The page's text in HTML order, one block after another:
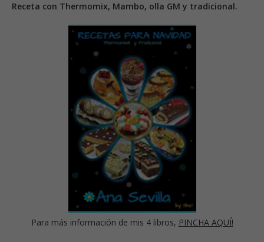
Receta con Thermomix, Mambo, olla GM y tradicional.
Para más información de mis 4 libros, PINCHA AQUÍ!